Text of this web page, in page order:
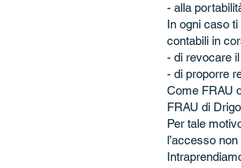
- alla
In ogni caso
contabili in
- di revocare
- di proporre
Come FRAU
FRAU di
Per tale
l’accesso